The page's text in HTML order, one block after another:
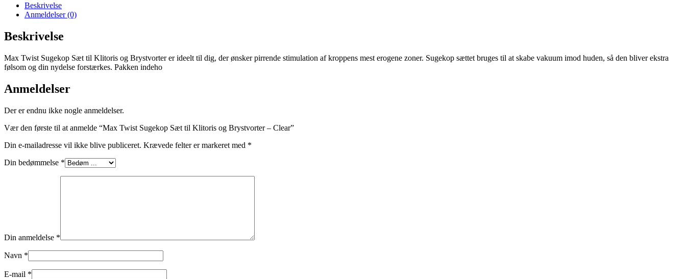
Beskrivelse
Anmeldelser (0)
Beskrivelse
Max Twist Sugekop Sæt til Klitoris og Brystvorter er ideelt til dig, der ønsker pirrende stimulation af kroppens mest erogene zoner. Sugekop sættet bruges til at skabe vakuum imod huden, så den bliver ekstra
følsom og din nydelse forstærkes. Pakken indeho
Anmeldelser
Der er endnu ikke nogle anmeldelser.
Vær den første til at anmelde “Max Twist Sugekop Sæt til Klitoris og Brystvorter – Clear”
Din e-mailadresse vil ikke blive publiceret. Krævede felter er markeret med *
Din bedømmelse *
Din anmeldelse *
Navn *
E-mail *